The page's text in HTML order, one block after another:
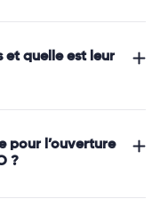
et quelle est leur
pour l’ouverture
?